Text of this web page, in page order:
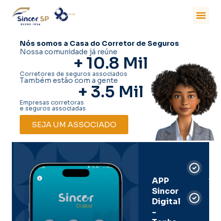
Nós somos a Casa do Corretor de Seguros
Nossa comunidade já reúne
+ 10.8 Mil
Corretores de seguros associados
Também estão com a gente
+ 3.5 Mil
Empresas corretoras
e seguros associadas
SEJA UM ASSOCIADO
APP
Sincor
Digital
-